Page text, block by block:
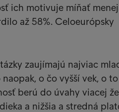
ich motivuje míňať
až 58%. Celoeurópsky
zaujímajú najviac
o čo vyšší vek, o to
berú do úvahy viacej
a nižšia a stredná